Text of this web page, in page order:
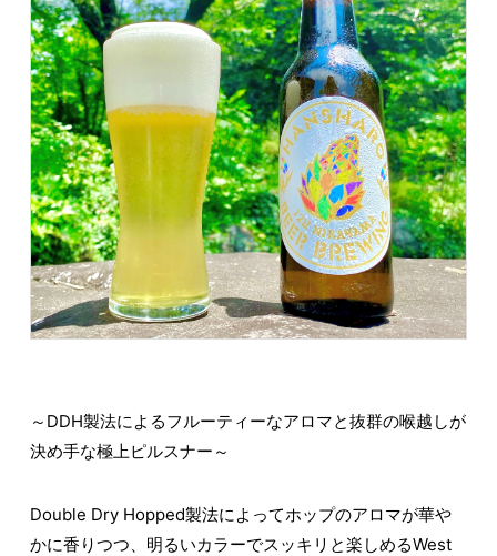
～DDH製法によるフルーティーなアロマと抜群の喉越しが
決め手な極上ピルスナー～
Double Dry Hopped製法によってホップのアロマが華や
かに香りつつ、明るいカラーでスッキリと楽しめるWest